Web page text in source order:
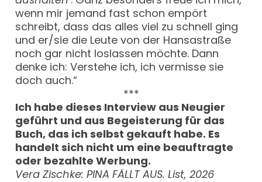
wenn mir jemand fast schon empört
schreibt, dass das alles viel zu schnell ging
und er/sie die Leute von der Hansastraße
noch gar nicht loslassen möchte. Dann
denke ich: Verstehe ich, ich vermisse sie
doch auch.“
***
Ich habe dieses Interview aus Neugier
geführt und aus Begeisterung für das
Buch, das ich selbst gekauft habe. Es
handelt sich nicht um eine beauftragte
oder bezahlte Werbung.
Vera Zischke: PINA FÄLLT AUS. List, 2026